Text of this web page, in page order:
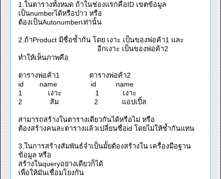
1.ในตารางทั้งหมด ถ้าในช่องแรกคือID เขตข้อมูล
เป็นnumberได้หรือป่าว หรือ
ต้องเป็นAutonumberเท่านั้น
2.ถ้าProduct มีชื่อซ้ำกัน โดย เงาะ เป็นของพ่อค้า1 และ
อีกเงาะ เป็นของพ่อค้า2
ทำให้เห็นภาพคือ
ตารางพ่อค้า1 ตารางพ่อค้า2
id name id name
1 เงาะ 1 เงาะ
2 ส้ม 2 แอปเปิ้ล
สามารถสร้างในตารางเดียวกันได้หรือไม่ หรือ
ต้องสร้างคนละตารางแล้วเปลี่ยนชื่อid โดยไม่ให้ซ้ำกันแทน
3.ในการสร้างสัมพันธ์จำเป็นมั้ยต้องสร้างใน เครื่องมือฐาน
ข้อมูล หรือ
สร้างในqueryอย่างเดียวก็ได้
เพื่อให้มันเชื่อมโยงกัน